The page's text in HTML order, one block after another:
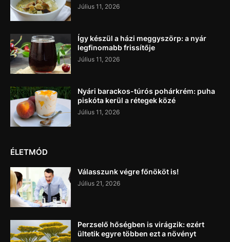
Július 11, 2026
Így készül a házi meggyszörp: a nyár
legfinomabb frissítője
Július 11, 2026
Nyári barackos-túrós pohárkrém: puha
piskóta kerül a rétegek közé
Július 11, 2026
ÉLETMÓD
Válasszunk végre főnököt is!
Július 21, 2026
Perzselő hőségben is virágzik: ezért
ültetik egyre többen ezt a növényt